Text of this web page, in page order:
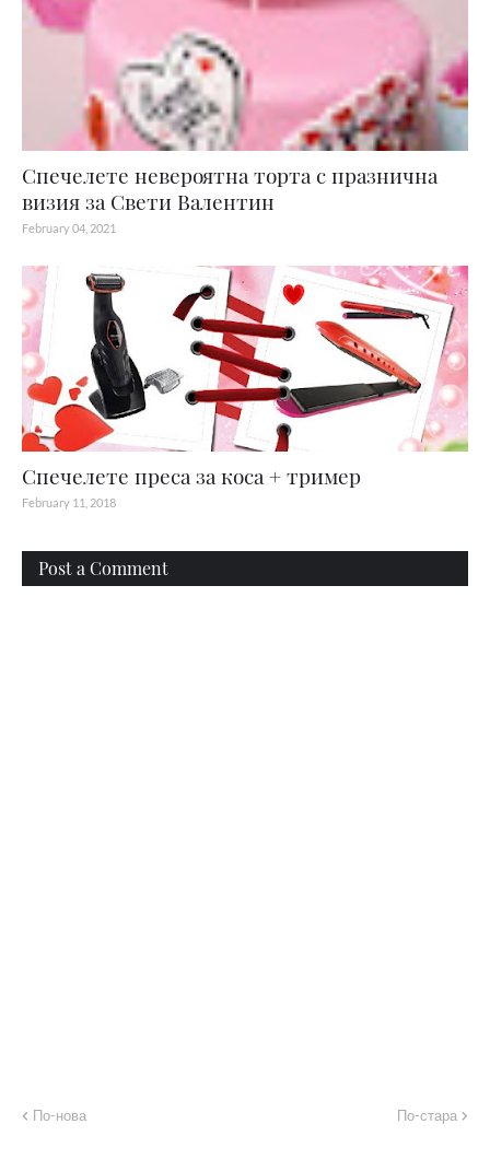
Спечелете невероятна торта с празнична
визия за Свети Валентин
February 04, 2021
Спечелете преса за коса + тример
February 11, 2018
Post a Comment
По-нова По-стара